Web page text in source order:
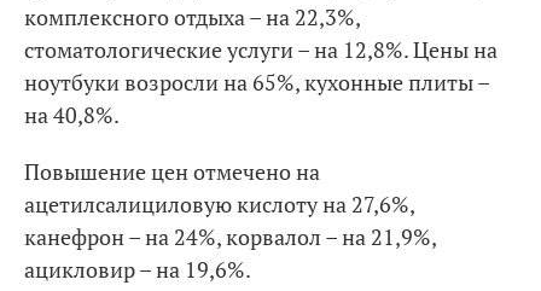
комплексного отдыха – на 22,3%,
стоматологические услуги – на 12,8%. Цены на
ноутбуки возросли на 65%, кухонные плиты –
на 40,8%.
Повышение цен отмечено на
ацетилсалициловую кислоту на 27,6%,
канефрон – на 24%, корвалол – на 21,9%,
ацикловир – на 19,6%.